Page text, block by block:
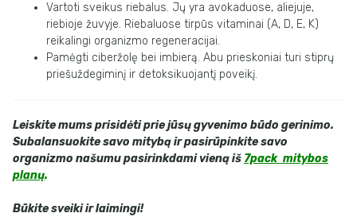
Vartoti sveikus riebalus. Jų yra avokaduose, aliejuje,
riebioje žuvyje. Riebaluose tirpūs vitaminai (A, D, E, K)
reikalingi organizmo regeneracijai.
Pamėgti ciberžolę bei imbierą. Abu prieskoniai turi stiprų
priešuždegiminį ir detoksikuojantį poveikį.
Leiskite mums prisidėti prie jūsų gyvenimo būdo gerinimo.
Subalansuokite savo mitybą ir pasirūpinkite savo
organizmo našumu pasirinkdami vieną iš 7pack mitybos
planų.
Būkite sveiki ir laimingi!